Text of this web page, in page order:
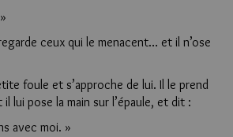
ceux qui le menacent… et il n’ose
foule et s’approche de lui. Il le prend
lui pose la main sur l’épaule, et dit :
avec moi. »